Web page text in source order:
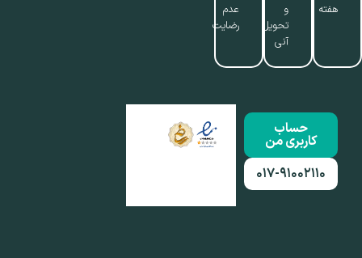
هفته
تحویل
آنی
عدم
رضایت
حساب
کاربری من
۰۱۷-۹۱۰۰۲۱۱۰